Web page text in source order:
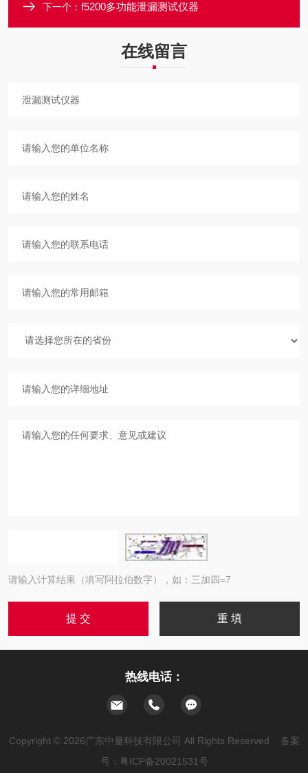
下一个： f5200多功能泄漏测试仪器
在线留言
请输入计算结果（填写阿拉伯数字），如：三加四=7
热线电话：
Copyright © 2026广东中量科技有限公司 All Rights Reserved 备案
号： 粤ICP备20021531号